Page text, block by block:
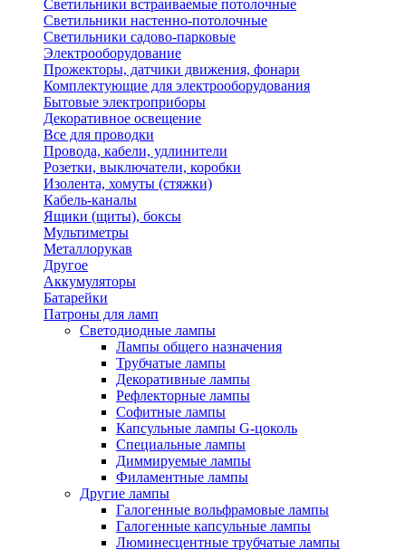
Светильники встраиваемые потолочные
Светильники настенно-потолочные
Светильники садово-парковые
Электрооборудование
Прожекторы, датчики движения, фонари
Комплектующие для электрооборудования
Бытовые электроприборы
Декоративное освещение
Все для проводки
Провода, кабели, удлинители
Розетки, выключатели, коробки
Изолента, хомуты (стяжки)
Кабель-каналы
Ящики (щиты), боксы
Мультиметры
Металлорукав
Другое
Аккумуляторы
Батарейки
Патроны для ламп
Светодиодные лампы
Лампы общего назначения
Трубчатые лампы
Декоративные лампы
Рефлекторные лампы
Софитные лампы
Капсульные лампы G-цоколь
Специальные лампы
Диммируемые лампы
Филаментные лампы
Другие лампы
Галогенные вольфрамовые лампы
Галогенные капсульные лампы
Люминесцентные трубчатые лампы